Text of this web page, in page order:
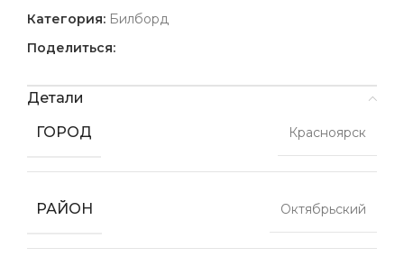
Категория: Билборд
Поделиться:
Детали
ГОРОД
Красноярск
РАЙОН Октябрьский